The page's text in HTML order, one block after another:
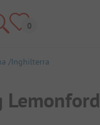
Inghilterra
Lemonford